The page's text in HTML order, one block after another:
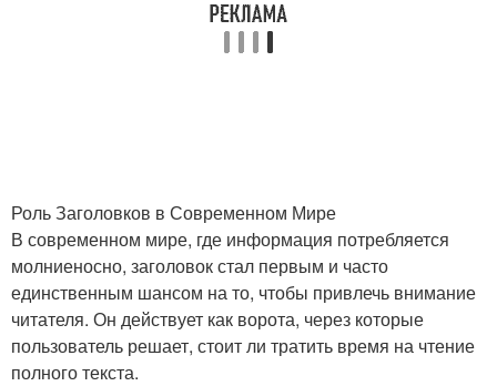
Роль Заголовков в Современном Мире
В современном мире, где информация потребляется
молниеносно, заголовок стал первым и часто
единственным шансом на то, чтобы привлечь внимание
читателя. Он действует как ворота, через которые
пользователь решает, стоит ли тратить время на чтение
полного текста.